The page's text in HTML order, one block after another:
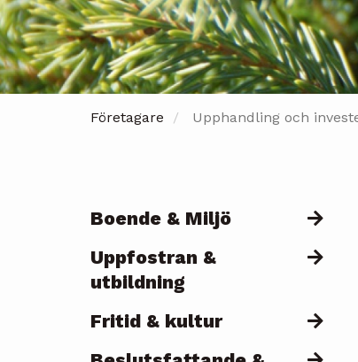
Företagare Upphandling och
Päävalikko
Boende & Miljö
Uppfostran &
utbildning
Fritid & kultur